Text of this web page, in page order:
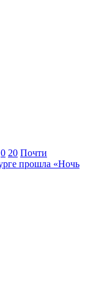
0 20 Почти
прошла «Ночь